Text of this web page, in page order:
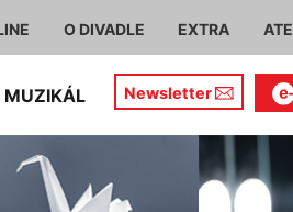
O DIVADLE EXTRA
MUZIKÁL Newsletter